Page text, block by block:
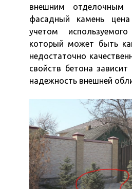
внешним отделочным
фасадный камень
учетом
который может быть
недостаточно
свойств бетона
надежность внешней